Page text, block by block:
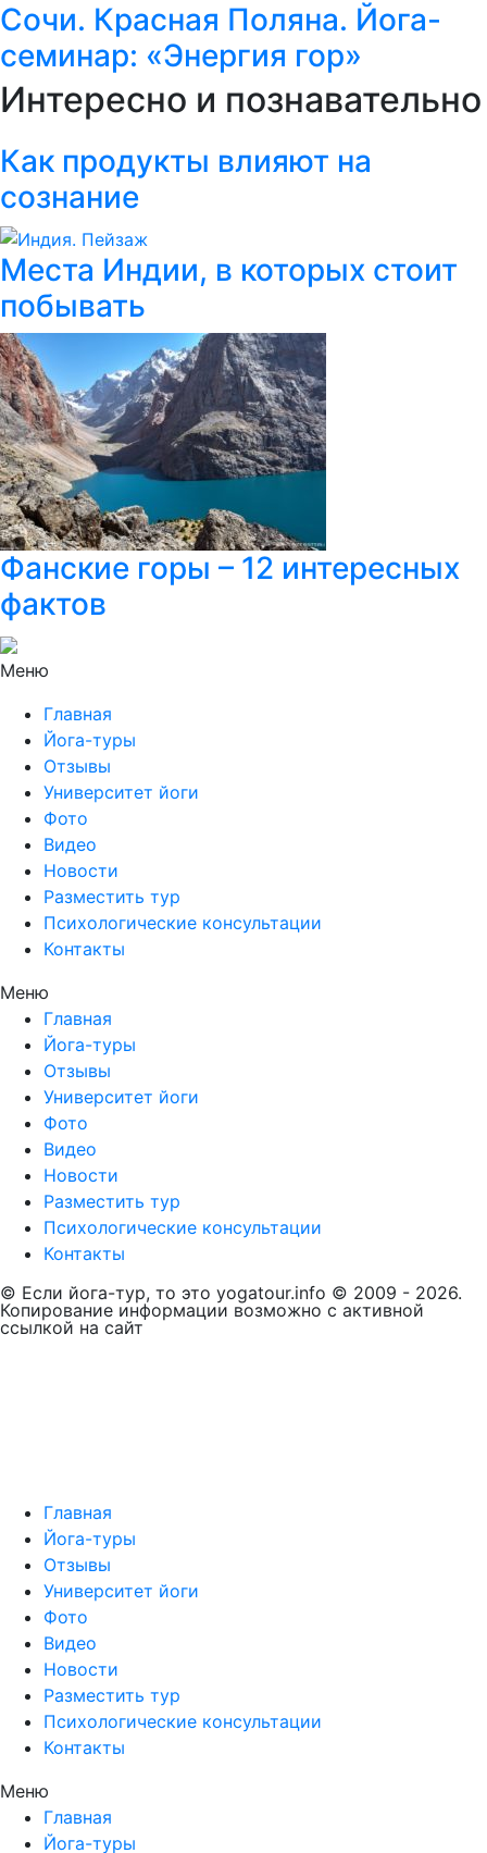
Сочи. Красная Поляна. Йога-
семинар: «Энергия гор»
Интересно и познавательно
Как продукты влияют на
сознание
Места Индии, в которых стоит
побывать
Фанские горы – 12 интересных
фактов
Меню
Главная
Йога-туры
Отзывы
Университет йоги
Фото
Видео
Новости
Разместить тур
Психологические консультации
Контакты
Меню
Главная
Йога-туры
Отзывы
Университет йоги
Фото
Видео
Новости
Разместить тур
Психологические консультации
Контакты
© Если йога-тур, то это yogatour.info © 2009 - 2026.
Копирование информации возможно с активной
ссылкой на сайт
Главная
Йога-туры
Отзывы
Университет йоги
Фото
Видео
Новости
Разместить тур
Психологические консультации
Контакты
Меню
Главная
Йога-туры